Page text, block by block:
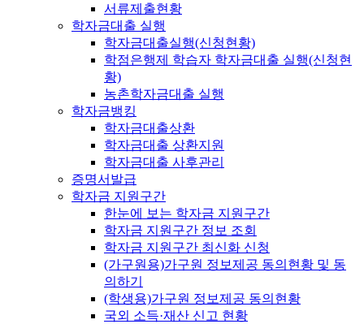
서류제출현황
학자금대출 실행
학자금대출실행(신청현황)
학점은행제 학습자 학자금대출 실행(신청현
황)
농촌학자금대출 실행
학자금뱅킹
학자금대출상환
학자금대출 상환지원
학자금대출 사후관리
증명서발급
학자금 지원구간
한눈에 보는 학자금 지원구간
학자금 지원구간 정보 조회
학자금 지원구간 최신화 신청
(가구원용)가구원 정보제공 동의현황 및 동
의하기
(학생용)가구원 정보제공 동의현황
국외 소득·재산 신고 현황